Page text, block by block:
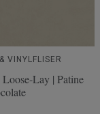
VINYLFLISER
Lay | Patine